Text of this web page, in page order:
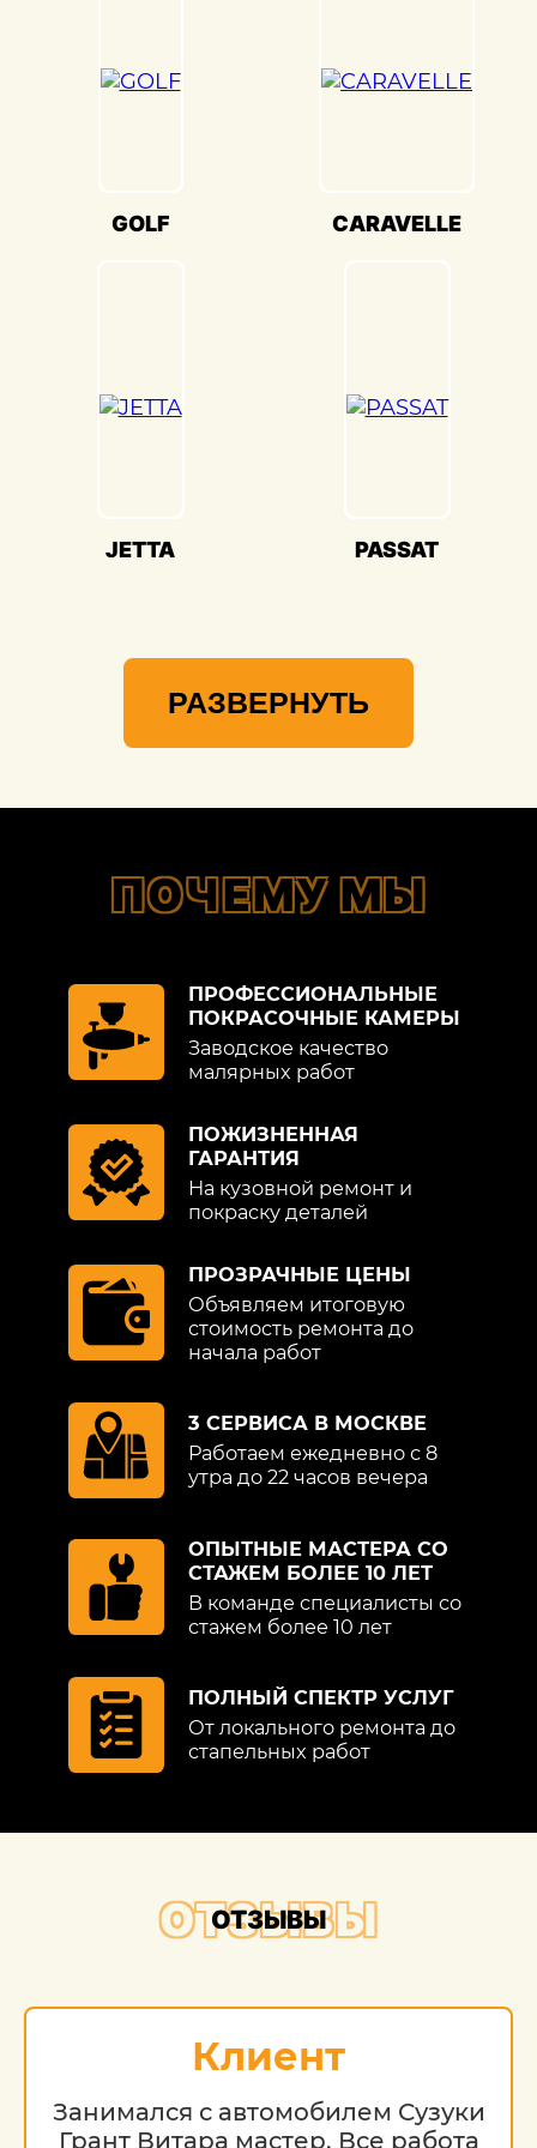
точного соответствия оригинальному
цвету и текстуре.
Транспортер) в «Детейлингофъ» – это
гарантия того, что ваш автомобиль будет
Транспортер) и предоставлять вам
GOLF CARAVELLE
JETTA PASSAT
РАЗВЕРНУТЬ
ПОЧЕМУ МЫ
ПРОФЕССИОНАЛЬНЫЕ
ПОКРАСОЧНЫЕ КАМЕРЫ
Заводское качество
малярных работ
ПОЖИЗНЕННАЯ
ГАРАНТИЯ
На кузовной ремонт и
покраску деталей
ПРОЗРАЧНЫЕ ЦЕНЫ
Объявляем итоговую
стоимость ремонта до
начала работ
3 СЕРВИСА В МОСКВЕ
Работаем ежедневно с 8
утра до 22 часов вечера
ОПЫТНЫЕ МАСТЕРА СО
СТАЖЕМ БОЛЕЕ 10 ЛЕТ
В команде специалисты со
стажем более 10 лет
ПОЛНЫЙ СПЕКТР УСЛУГ
От локального ремонта до
стапельных работ
ОТЗЫВЫ
ОТЗЫВЫ
Клиент
Занимался с автомобилем Сузуки
Грант Витара мастер. Все работа